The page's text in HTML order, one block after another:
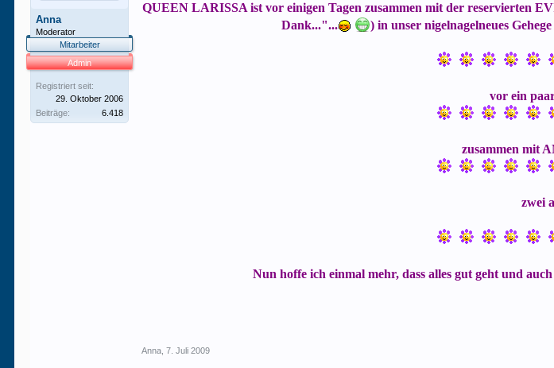
Anna
Moderator
Mitarbeiter
Admin
Registriert seit:
29. Oktober 2006
Beiträge:
6.418
QUEEN LARISSA ist vor einigen Tagen zusammen mit der reservierten
Dank..."...
) in unser nigelnagelneues
vor ein
zusammen mit
zwei
Nun hoffe ich einmal mehr, dass alles gut geht und
Anna 7. Juli 2009